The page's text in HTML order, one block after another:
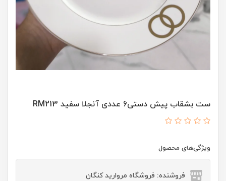
ست بشقاب پیش دستی۶ عددی آنجلا سفید RM213
ویژگی‌های محصول
فروشنده: فروشگاه مروارید کنگان